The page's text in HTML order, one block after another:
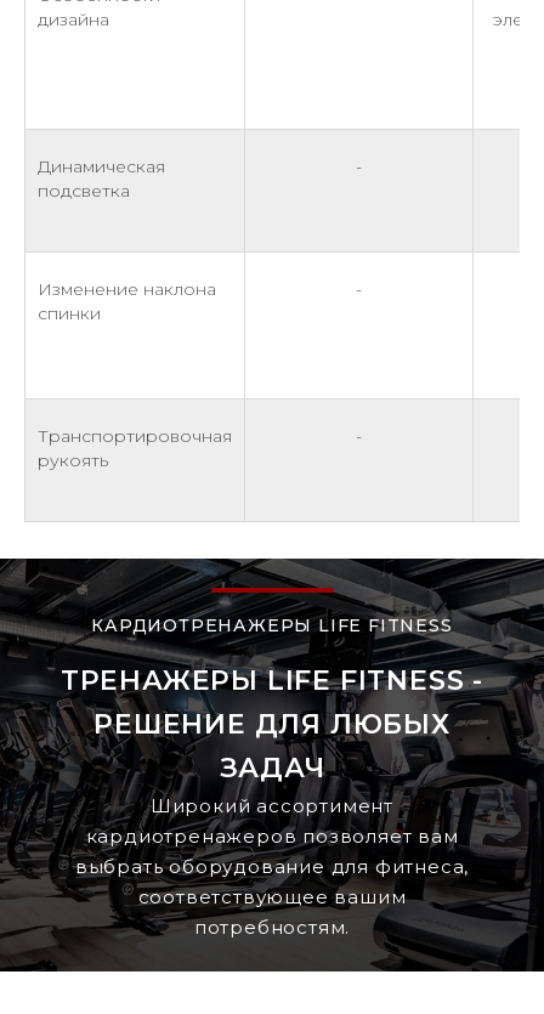
дизайна
Динамическая
подсветка
-
Изменение наклона
спинки
-
Транспортировочная
рукоять
-
ТРЕНАЖЕРЫ LIFE FITNESS -
РЕШЕНИЕ ДЛЯ ЛЮБЫХ
ЗАДАЧ
КАРДИОТРЕНАЖЕРЫ LIFE FITNESS
Широкий ассортимент
кардиотренажеров позволяет вам
выбрать оборудование для фитнеса,
соответствующее вашим
потребностям.